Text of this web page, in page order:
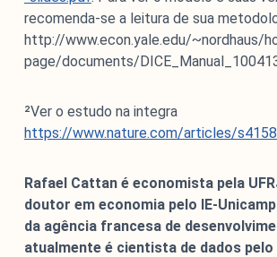
recomenda-se a leitura de sua
http://www.econ.yale.edu/~nordhaus/
page/documents/
²Ver o estudo na integra
https://www.nature.com/articles/
Rafael Cattan é economista pela
doutor em economia pelo IE-
da agência francesa de
atualmente é cientista de dados